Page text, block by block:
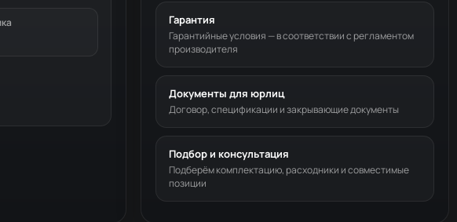
Гарантия
Гарантийные условия — в соответствии с регламентом
производителя
Документы для юрлиц
Договор, спецификации и закрывающие документы
Подбор и консультация
Подберём комплектацию, расходники и совместимые
позиции